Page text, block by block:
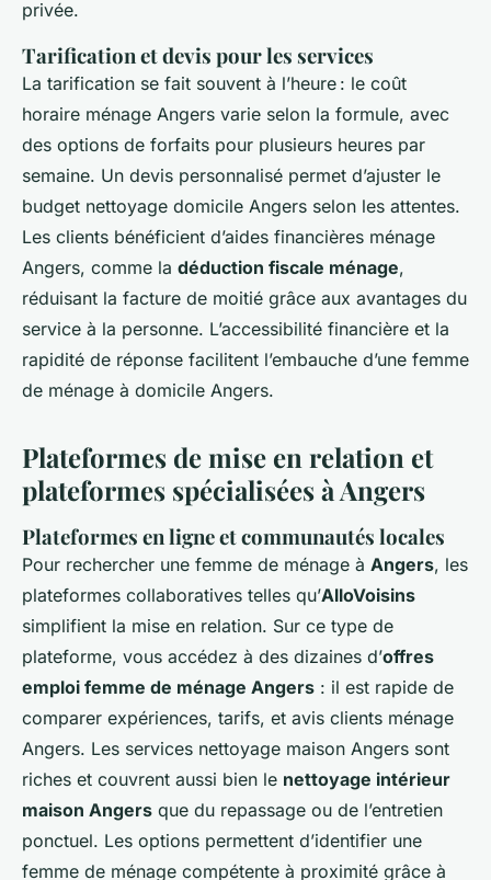
privée.
Tarification et devis pour les services
La tarification se fait souvent à l’heure : le coût
horaire ménage Angers varie selon la formule, avec
des options de forfaits pour plusieurs heures par
semaine. Un devis personnalisé permet d’ajuster le
budget nettoyage domicile Angers selon les attentes.
Les clients bénéficient d’aides financières ménage
Angers, comme la déduction fiscale ménage,
réduisant la facture de moitié grâce aux avantages du
service à la personne. L’accessibilité financière et la
rapidité de réponse facilitent l’embauche d’une femme
de ménage à domicile Angers.
Plateformes de mise en relation et
plateformes spécialisées à Angers
Plateformes en ligne et communautés locales
Pour rechercher une femme de ménage à Angers, les
plateformes collaboratives telles qu’AlloVoisins
simplifient la mise en relation. Sur ce type de
plateforme, vous accédez à des dizaines d’offres
emploi femme de ménage Angers : il est rapide de
comparer expériences, tarifs, et avis clients ménage
Angers. Les services nettoyage maison Angers sont
riches et couvrent aussi bien le nettoyage intérieur
maison Angers que du repassage ou de l’entretien
ponctuel. Les options permettent d’identifier une
femme de ménage compétente à proximité grâce à